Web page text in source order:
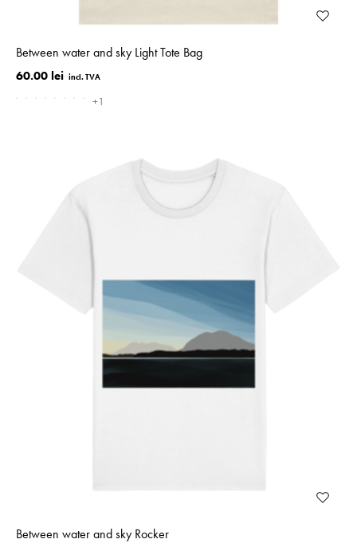
Between water and sky Light Tote Bag
60.00 lei
+1
Between water and sky Rocker